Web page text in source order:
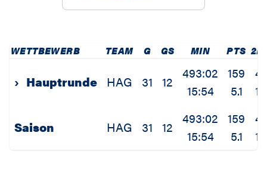
WETTBEWERB TEAM G GS MIN PTS
› Hauptrunde HAG 31 12
493:02
15:54
159
5.1
Saison HAG 31 12
493:02
15:54
159
5.1